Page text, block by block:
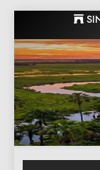
to
content